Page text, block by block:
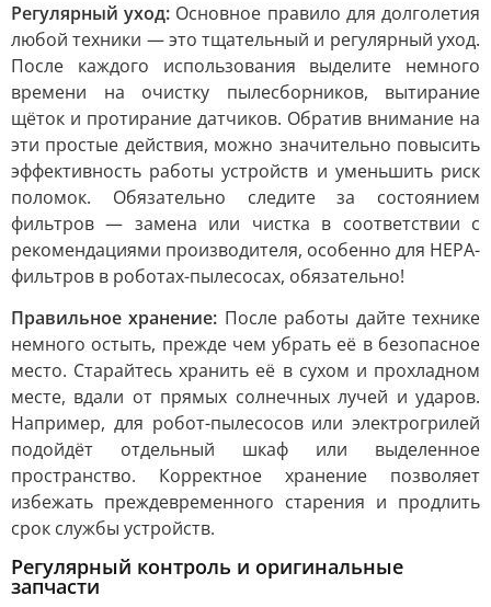
Регулярный уход: Основное правило для долголетия
любой техники — это тщательный и регулярный уход.
После каждого использования выделите немного
времени на очистку пылесборников, вытирание
щёток и протирание датчиков. Обратив внимание на
эти простые действия, можно значительно повысить
эффективность работы устройств и уменьшить риск
поломок. Обязательно следите за состоянием
фильтров — замена или чистка в соответствии с
рекомендациями производителя, особенно для HEPA-
фильтров в роботах-пылесосах, обязательно!
Правильное хранение: После работы дайте технике
немного остыть, прежде чем убрать её в безопасное
место. Старайтесь хранить её в сухом и прохладном
месте, вдали от прямых солнечных лучей и ударов.
Например, для робот-пылесосов или электрогрилей
подойдёт отдельный шкаф или выделенное
пространство. Корректное хранение позволяет
избежать преждевременного старения и продлить
срок службы устройств.
Регулярный контроль и оригинальные
запчасти